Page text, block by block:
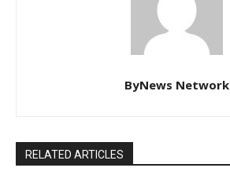
ByNews Network
RELATED ARTICLES